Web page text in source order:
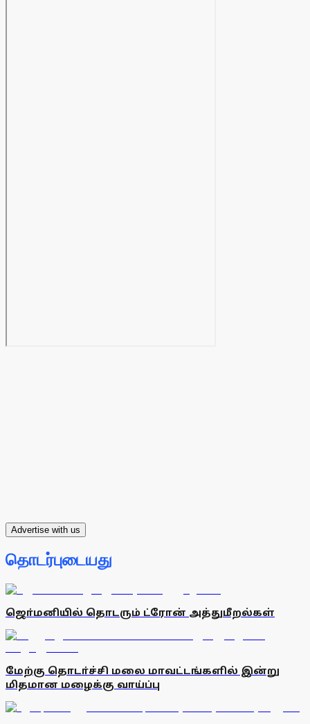
Advertise with us
தொடர்புடையது
ஜொ்மனியில் தொடரும் ட்ரோன் அத்துமீறல்கள்
மேற்கு தொடா்ச்சி மலை மாவட்டங்களில் இன்று
மிதமான மழைக்கு வாய்ப்பு